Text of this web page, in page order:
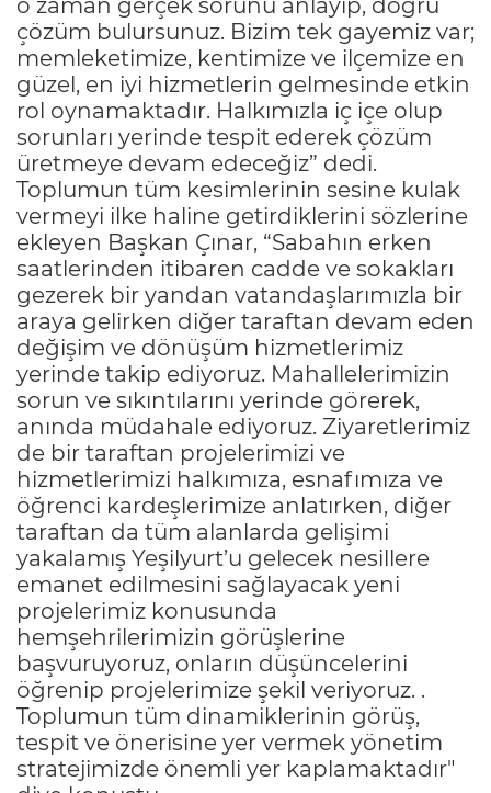
çözüm bulursunuz. Bizim tek gayemiz var;
memleketimize, kentimize ve ilçemize en
güzel, en iyi hizmetlerin gelmesinde etkin
rol oynamaktadır. Halkımızla iç içe olup
sorunları yerinde tespit ederek çözüm
üretmeye devam edeceğiz” dedi.
Toplumun tüm kesimlerinin sesine kulak
vermeyi ilke haline getirdiklerini sözlerine
ekleyen Başkan Çınar, “Sabahın erken
saatlerinden itibaren cadde ve sokakları
gezerek bir yandan vatandaşlarımızla bir
araya gelirken diğer taraftan devam eden
değişim ve dönüşüm hizmetlerimiz
yerinde takip ediyoruz. Mahallelerimizin
sorun ve sıkıntılarını yerinde görerek,
anında müdahale ediyoruz. Ziyaretlerimiz
de bir taraftan projelerimizi ve
hizmetlerimizi halkımıza, esnafımıza ve
öğrenci kardeşlerimize anlatırken, diğer
taraftan da tüm alanlarda gelişimi
yakalamış Yeşilyurt’u gelecek nesillere
emanet edilmesini sağlayacak yeni
projelerimiz konusunda
hemşehrilerimizin görüşlerine
başvuruyoruz, onların düşüncelerini
öğrenip projelerimize şekil veriyoruz. .
Toplumun tüm dinamiklerinin görüş,
tespit ve önerisine yer vermek yönetim
stratejimizde önemli yer kaplamaktadır"